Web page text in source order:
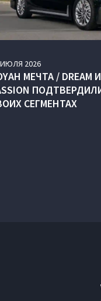
ИЮЛЯ 2026
МЕЧТА / DREAM
СЕГМЕНТАХ